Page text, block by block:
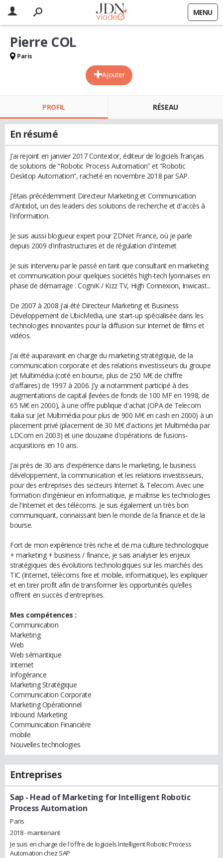
MENU
Ajouter
Pierre COL
Paris
PROFIL RÉSEAU
En résumé
J'ai rejoint en janvier 2017 Contextor, éditeur de logiciels français
de solutions de “Robotic Process Automation” et “Robotic
Desktop Automation”, racheté en novembre 2018 par SAP.
J'étais précédemment Directeur Marketing et Communication
d'Antidot, un des leaders des solutions de recherche et d'accès à
l'information.
Je suis aussi blogueur expert pour ZDNet France, où je parle
depuis 2009 d'infrastructures et de régulation d'Internet
Je suis intervenu par le passé en tant que consultant en marketing
et communication pour quelques sociétés high-tech lyonnaises en
phase de démarrage : CogniK / Kizz TV, High Connexion, Inwicast...
De 2007 à 2008 j'ai été Directeur Marketing et Business
Développement de UbicMedia, une start-up spécialisée dans les
technologies innovantes pour la diffusion sur Internet de films et
vidéos.
J'ai été auparavant en charge du marketing stratégique, de la
communication corporate et des relations investisseurs du groupe
Jet Multimédia (coté en bourse, plus de 250 M€ de chiffre
d'affaires) de 1997 à 2006. J'y ai notamment participé à des
augmentations de capital (levées de fonds de 100 MF en 1998, de
65 M€ en 2000), à une offre publique d'achat (OPA de Telecom
Italia sur Jet Multimédia pour plus de 900 M€ en cash en 2000) à un
placement privé (placement de 30 M€ d'actions Jet Multimédia par
LDCom en 2003) et une douzaine d'opérations de fusions-
acquisitions en 10 ans.
J'ai près de 30 ans d'expérience dans le marketing, le business
développement, la communication et les relations investisseurs,
pour des entreprises des secteurs Internet & Telecom. Avec une
formation d'ingénieur en informatique, je maîtrise les technologies
de l'Internet et des télécoms. Je suis également un très bon
communiquant, connaissant bien le monde de la finance et de la
bourse.
Fort de mon expérience très riche et de ma culture technologique
+ marketing + business / finance, je sais analyser les enjeux
stratégiques des évolutions technologiques sur les marchés des
TIC (Internet, télécoms fixe et mobile, informatique), les expliquer
et en tirer profit afin de transformer les opportunités qu’elles
offrent en succès d'entreprises.
Mes compétences :
Communication
Marketing
Web
Web sémantique
Internet
Infogérance
Marketing Stratégique
Communication Corporate
Marketing Opérationnel
Inbound Marketing
Communication Financière
mobile
Nouvelles technologies
Entreprises
Sap - Head of Marketing for Intelligent Robotic
Process Automation
Paris
2018 - maintenant
Je suis en charge de l'offre de logiciels Intelligent Robotic Process
Automation chez SAP